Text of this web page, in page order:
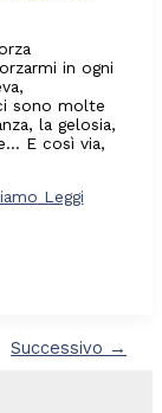
in ogni
sono molte
la gelosia,
E così via,
Leggi
Successivo →